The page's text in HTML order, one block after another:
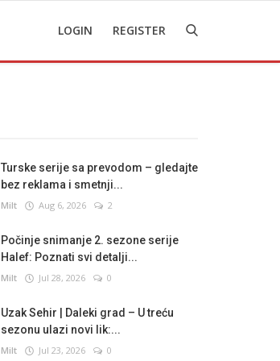
LOGIN REGISTER
Turske serije sa prevodom – gledajte
bez reklama i smetnji...
Milt Aug 6, 2026 2
Počinje snimanje 2. sezone serije
Halef: Poznati svi detalji...
Milt Jul 28, 2026 0
Uzak Sehir | Daleki grad – U treću
sezonu ulazi novi lik:...
Milt Jul 23, 2026 0